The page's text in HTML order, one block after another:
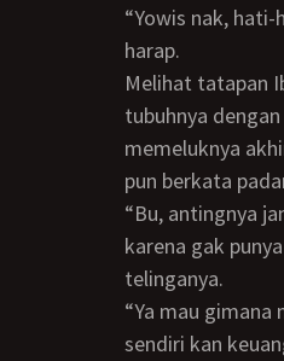
“Yowis nak, hati-hati ya di jalan”. Balas Ibuku dengan ramah dengan tatapan penuh
harap.
Melihat tatapan Ibuku yang penuh harap seperti itu aku langsung reflek memeluk
tubuhnya
memeluknya
pun berkata
“Bu, antingnya jangan dijual ya, aku gak mau Ibu sampe harus jual anting ini cuma
karena gak
telinganya.
“Ya mau gimana nak, Ibu sebenarnya juga gak mau jual anting Ibu tapi kamu tau
sendiri kan